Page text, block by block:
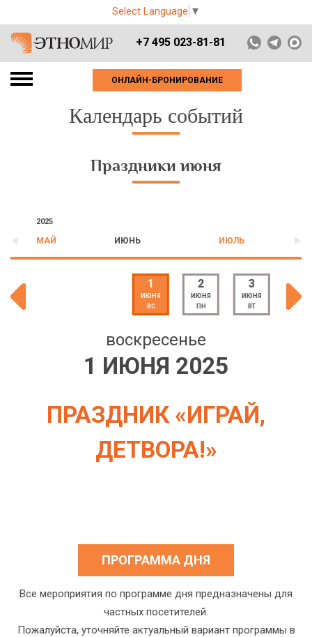
Select Language ▼
+7 495 023-81-81
ОНЛАЙН-БРОНИРОВАНИЕ
Календарь событий
Праздники июня
2025
МАЙ ИЮНЬ ИЮЛЬ
1
ИЮНЯ
ВС
2
ИЮНЯ
ПН
3
ИЮНЯ
ВТ
ИЮНЯ
воскресенье
1 ИЮНЯ 2025
ПРАЗДНИК «ИГРАЙ,
ДЕТВОРА!»
ПРОГРАММА ДНЯ
Все мероприятия по программе дня предназначены для
частных посетителей.
Пожалуйста, уточняйте актуальный вариант программы в